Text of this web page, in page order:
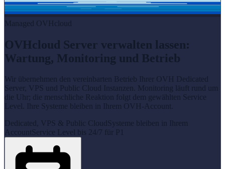
Managed OVHcloud
OVHcloud Server verwalten lassen:
Wartung, Monitoring und Betrieb
Wir übernehmen den vereinbarten Betrieb Ihrer OVH Dedicated
Server, VPS und Public Cloud Instanzen. Monitoring läuft rund um
die Uhr; die menschliche Reaktion folgt dem gewählten Service
Level. Ihre Systeme bleiben in Ihrem OVH-Account.
Dedicated, VPS & Public Cloud Systeme bleiben in Ihrem
AccountService Level bis 24/7 für P1